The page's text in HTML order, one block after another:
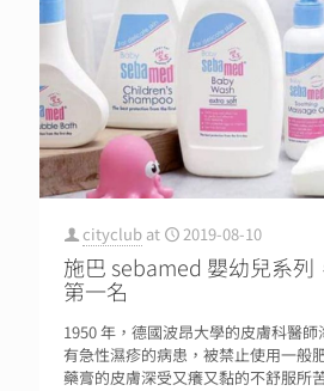
cityclub at 2019-08-10
施巴 sebamed 嬰幼兒系列
第一名
1950 年，德國波昂大學的皮膚科醫
有急性濕疹的病患，被禁止使用一般
藥膏的皮膚深受又癢又黏的不舒服所